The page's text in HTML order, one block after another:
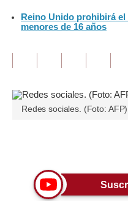
Finanzas Personales
Editorial
Tendencias
Reino Unido prohibirá
menores de 16 años
Redes sociales. (Foto: AFP)